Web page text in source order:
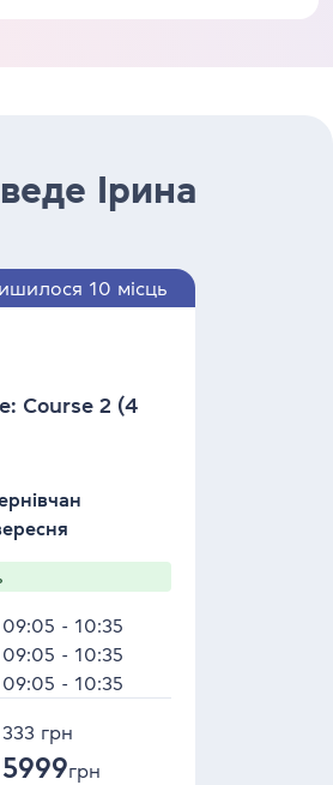
Ірина
10 місць
Course 2 (4
09:05 - 10:35
09:05 - 10:35
09:05 - 10:35
333 грн
5999грн